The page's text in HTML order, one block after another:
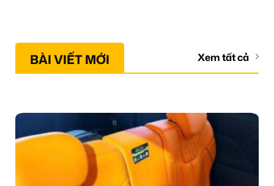
BÀI VIẾT MỚI Xem tất cả